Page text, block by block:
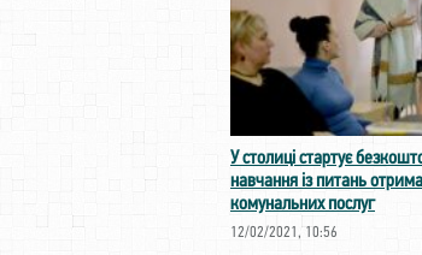
У столиці стартує
навчання із питань
комунальних послуг
12/02/2021, 10:56